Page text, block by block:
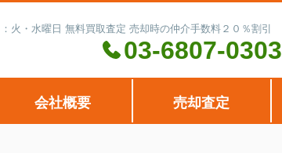
火・水曜日 無料買取査定 売却時の仲介手数料２０％割引
03-6807-0303
会社概要 売却査定